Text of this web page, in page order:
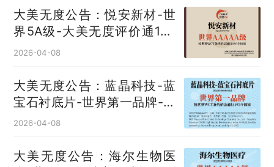
大美无度公告：悦安新材-世
界5A级-大美无度评价通193
国
2026-04-08
大美无度公告：蓝晶科技-蓝
宝石衬底片‌-世界第一品牌-大
美无度评价通193国
2026-04-08
大美无度公告：海尔生物医